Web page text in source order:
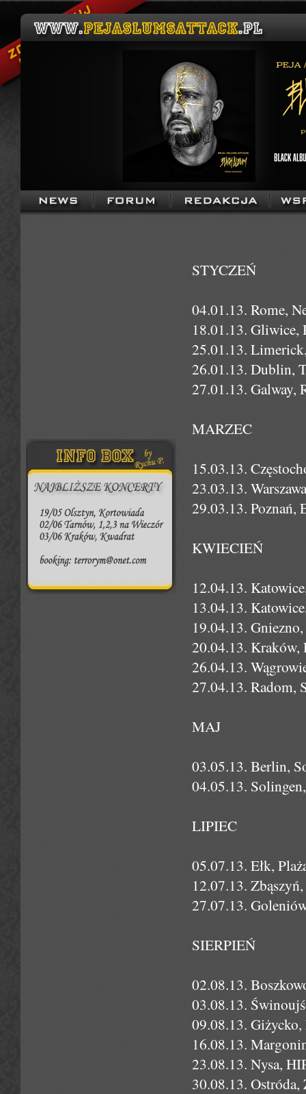
STYCZEŃ
04.01.13. Rome,
18.01.13. Gliwice,
25.01.13.
26.01.13. Dublin,
27.01.13. Galway,
MARZEC
15.03.13.
23.03.13.
29.03.13. Poznań,
KWIECIEŃ
12.04.13.
13.04.13.
19.04.13.
20.04.13. Kraków,
26.04.13.
27.04.13. Radom,
MAJ
03.05.13. Berlin,
04.05.13.
LIPIEC
05.07.13. Ełk,
12.07.13.
27.07.13.
SIERPIEŃ
02.08.13.
03.08.13.
09.08.13.
16.08.13.
23.08.13. Nysa,
30.08.13. Ostróda,